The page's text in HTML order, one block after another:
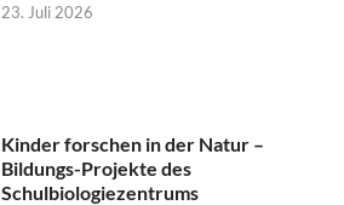
23. Juli 2026
Kinder forschen in der Natur –
Bildungs-Projekte des
Schulbiologiezentrums